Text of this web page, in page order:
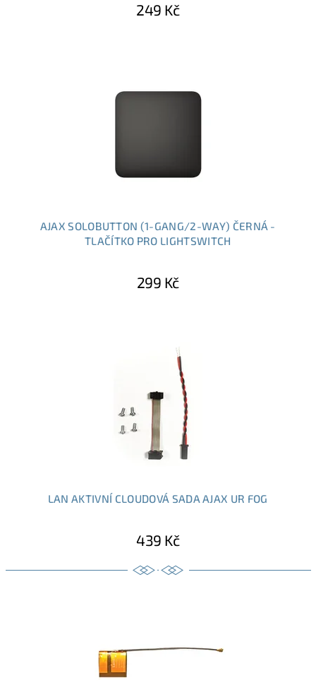
249 Kč
AJAX SOLOBUTTON (1-GANG/2-WAY) ČERNÁ -
TLAČÍTKO PRO LIGHTSWITCH
299 Kč
LAN AKTIVNÍ CLOUDOVÁ SADA AJAX UR FOG
439 Kč